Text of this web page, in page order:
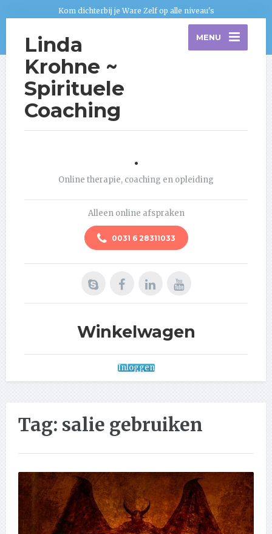
Kom dichterbij je Ware Zelf op alle niveau's
Linda
Krohne ~
Spirituele
Coaching
MENU
.
Online therapie, coaching en opleiding
Alleen online afspraken
0031 6 28311033
Winkelwagen
Inloggen
Tag: salie gebruiken